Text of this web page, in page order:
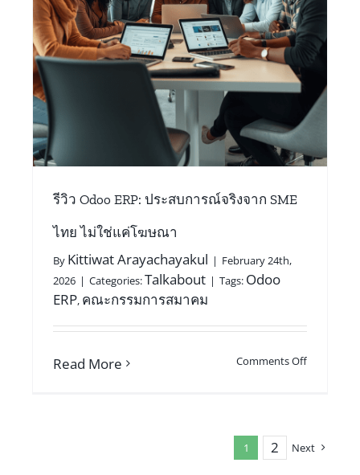
รีวิว Odoo ERP: ประสบการณ์จริงจาก SME
ไทย ไม่ใช่แค่โฆษณา
By Kittiwat Arayachayakul | February 24th,
2026 | Categories:Talkabout | Tags: Odoo
ERP, คณะกรรมการสมาคม
Read More Comments Off
1 2 Next